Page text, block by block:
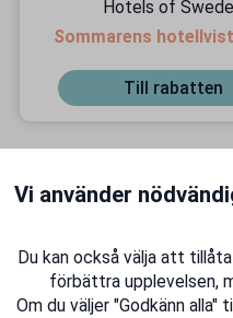
Hotels of
Sommarens
Till rabatten
KAMPANJ
Vi använder
Du kan också välja att
förbättra upplevelsen,
Om du väljer "Godkänn